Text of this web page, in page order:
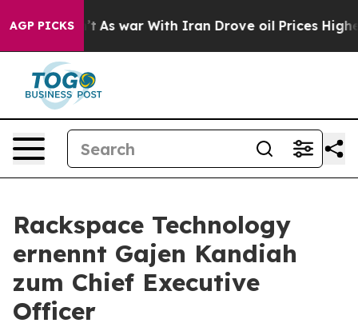
AGP PICKS
Didn’t As war With Iran Drove oil Prices Higher,
Rackspace Technology
ernennt Gajen Kandiah
zum Chief Executive
Officer